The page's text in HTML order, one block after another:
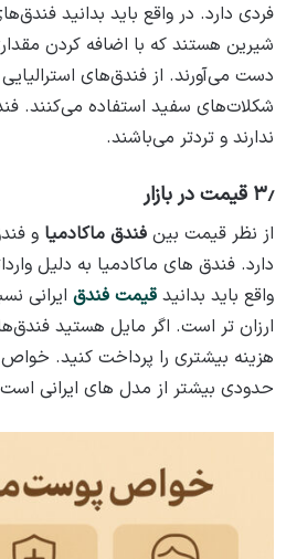
فردی دارد. در واقع باید بدانید
شیرین هستند که با اضافه کردن
دست می‌آورند. از فندق‌های
شکلات‌های سفید استفاده می‌کنند.
ندارند و تردتر می‌باشند.
۳٫ قیمت در بازار
از نظر قیمت بین فندق ماکادمیا و
دارد. فندق های ماکادمیا به دلیل
واقع باید بدانید قیمت فندق‌ ایرانی
ارزان تر است. اگر مایل هستید
هزینه بیشتری را پرداخت کنید. خواص
حدودی بیشتر از مدل های ایرانی